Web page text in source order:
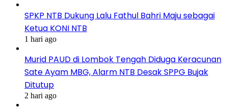
SPKP NTB Dukung Lalu Fathul Bahri Maju sebagai
Ketua KONI NTB
1 hari ago
Murid PAUD di Lombok Tengah Diduga Keracunan
Sate Ayam MBG, Alarm NTB Desak SPPG Bujak
Ditutup
2 hari ago